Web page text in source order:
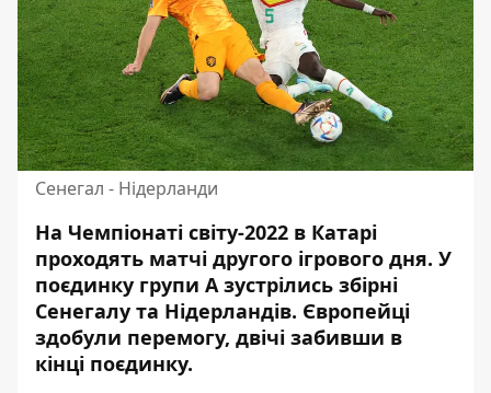
Сенегал - Нідерланди
На Чемпіонаті світу-2022 в Катарі
проходять матчі другого ігрового дня. У
поєдинку групи А зустрілись збірні
Сенегалу та Нідерландів. Європейці
здобули перемогу, двічі забивши в
кінці поєдинку.